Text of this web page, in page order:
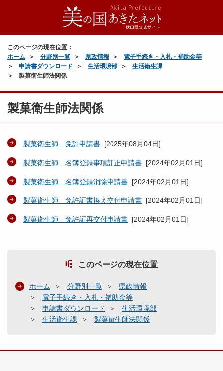
このページの現在位置：
ホーム
分野別一覧 県政情報
電子手続き・入札・補助金等
申請書ダウンロード
生活環境部
生活衛生課
製菓衛生師法関係
製菓衛生師法関係
製菓衛生師 免許申請書 [2025年08月04日]
製菓衛生師 名簿登録事項訂正申請書 [2024年02月01日]
製菓衛生師 名簿登録消除申請書 [2024年02月01日]
製菓衛生師 免許証書換え交付申請書 [2024年02月01日]
製菓衛生師 免許証再交付申請書 [2024年02月01日]
このページの現在位置
ホーム 分野別一覧
県政情報
電子手続き・入札・補助金等
申請書ダウンロード
生活環境部
生活衛生課
製菓衛生師法関係